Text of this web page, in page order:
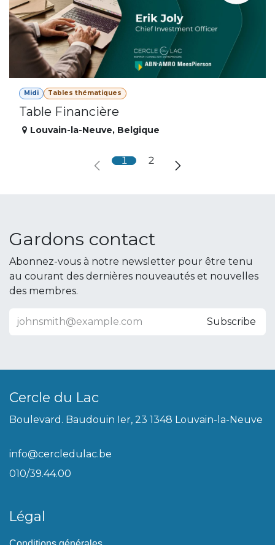
Midi Tables thématiques
Table Financière
Louvain-la-Neuve, Belgique
1 2
Gardons contact
Abonnez-vous à notre newsletter pour être tenu
au courant des dernières nouveautés et nouvelles
des membres.
Subscribe
Cercle du Lac
Boulevard. Baudouin Ier, 23 1348 Louvain-la-Neuve
info@cercledulac.be
010/39.44.00
Légal